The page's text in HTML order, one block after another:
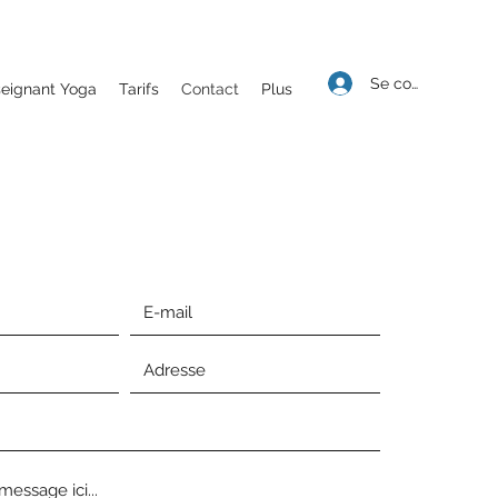
Yoga Tarifs Contact Plus Se connecter